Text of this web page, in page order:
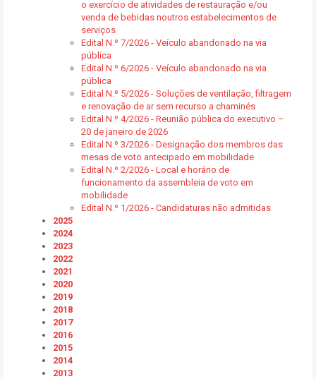
o exercício de atividades de restauração e/ou
venda de bebidas noutros estabelecimentos de
serviços
Edital N.º 7/2026 - Veículo abandonado na via
pública
Edital N.º 6/2026 - Veículo abandonado na via
pública
Edital N.º 5/2026 - Soluções de ventilação, filtragem
e renovação de ar sem recurso a chaminés
Edital N.º 4/2026 - Reunião pública do executivo –
20 de janeiro de 2026
Edital N.º 3/2026 - Designação dos membros das
mesas de voto antecipado em mobilidade
Edital N.º 2/2026 - Local e horário de
funcionamento da assembleia de voto em
mobilidade
Edital N.º 1/2026 - Candidaturas não admitidas
2025
2024
2023
2022
2021
2020
2019
2018
2017
2016
2015
2014
2013